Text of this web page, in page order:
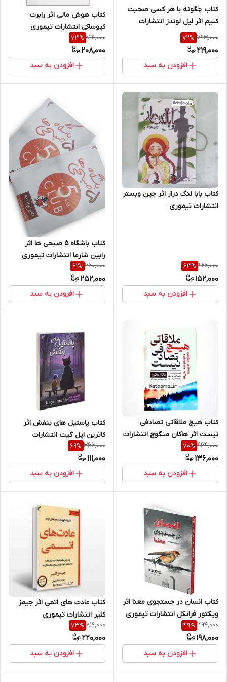
کتاب چگونه با هر کسی صحبت
کنیم اثر لیل لوندز انتشارات
تیموری
793,000
72%
219,000
افزودن به سبد
کتاب هوش مالی اثر رابرت
کیوساکی انتشارات تیموری
791,000
73%
208,000
افزودن به سبد
کتاب بابا لنگ دراز اثر جین وبستر
انتشارات تیموری
422,000
63%
152,000
افزودن به سبد
کتاب باشگاه 5 صبحی ها اثر
رابین شارما انتشارات تیموری
660,000
61%
252,000
افزودن به سبد
کتاب هیچ ملاقاتی تصادفی
نیست اثر هاکان منگوچ انتشارات
تیموری
464,000
70%
136,000
افزودن به سبد
کتاب پاستیل های بنفش اثر
کاترین اپل گیت انتشارات
تیموری
366,000
69%
111,000
افزودن به سبد
کتاب انسان در جستجوی معنا اثر
ویکتور فرانکل انتشارات تیموری
394,000
49%
198,000
افزودن به سبد
کتاب عادت های اتمی اثر جیمز
کلیر انتشارات تیموری
819,000
73%
220,000
افزودن به سبد